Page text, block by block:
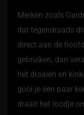
Merken zoals
dat tegendraads
direct aan de
gebruiken, dan
het draaien en
gooi je een paar
draait het loodje